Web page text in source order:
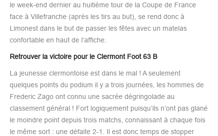
le week-end dernier au huitième tour de la Coupe de France
face à Villefranche (après les tirs au but), se rend donc à
Limonest dans le but de passer les fêtes avec un matelas
confortable en haut de l’affiche.
Retrouver la victoire pour le Clermont Foot 63 B
La jeunesse clermontoise est dans le mal ! A seulement
quelques points du podium il y a trois journées, les hommes de
Frederic Zago ont connu une sacrée dégringolade au
classement général ! Fort logiquement puisqu’ils n’ont pas glané
le moindre point depuis trois matchs, connaissant à chaque fois
le même sort : une défaite 2-1. Il est donc temps de stopper